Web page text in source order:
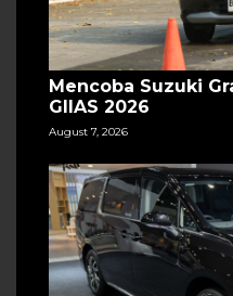
Mencoba Suzuki
GIIAS 2026
August 7, 2026